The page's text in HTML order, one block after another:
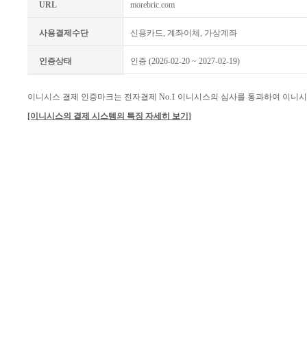
URL morebric.com
사용결제수단 신용카드, 계좌이체, 가상계좌
인증상태 인증 (2026-02-20 ~ 2027-02-19)
이니시스 결제 인증마크는 전자결제 No.1 이니시스의 심사를 통과하여 이니
[이니시스의 결제 시스템의 특징 자세히 보기]